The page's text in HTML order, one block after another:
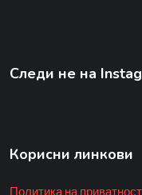
Следи не на
Корисни линкови
Политика на